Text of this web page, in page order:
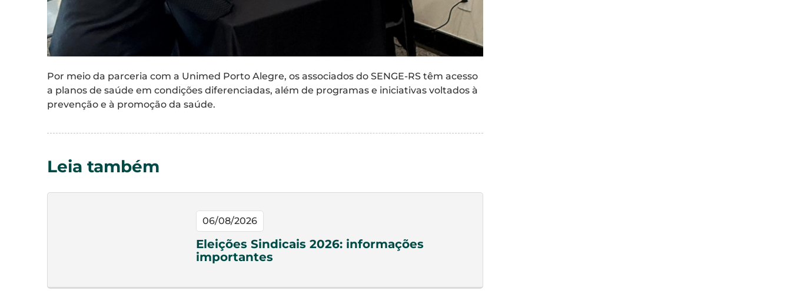
Por meio da parceria com a Unimed Porto Alegre, os associados do SENGE-RS têm acesso
a planos de saúde em condições diferenciadas, além de programas e iniciativas voltados à
prevenção e à promoção da saúde.
Leia também
06/08/2026
Eleições Sindicais 2026: informações
importantes